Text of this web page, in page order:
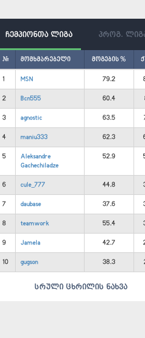
ჩემპიონთა ლიგა პროგ.
# მომხმარებელი მოგების %
1 MSN 79.2
2 Bcn555 60.4
3 agnostic 63.5
4 maniu333 62.3
5
Aleksandre
Gachechiladze
52.9
6 cule_777 44.8
7 daubase 37.6
8 teamwork 55.4
9 Jamela 42.7
10 gugson 38.3
სრული ცხრილის ნახვა